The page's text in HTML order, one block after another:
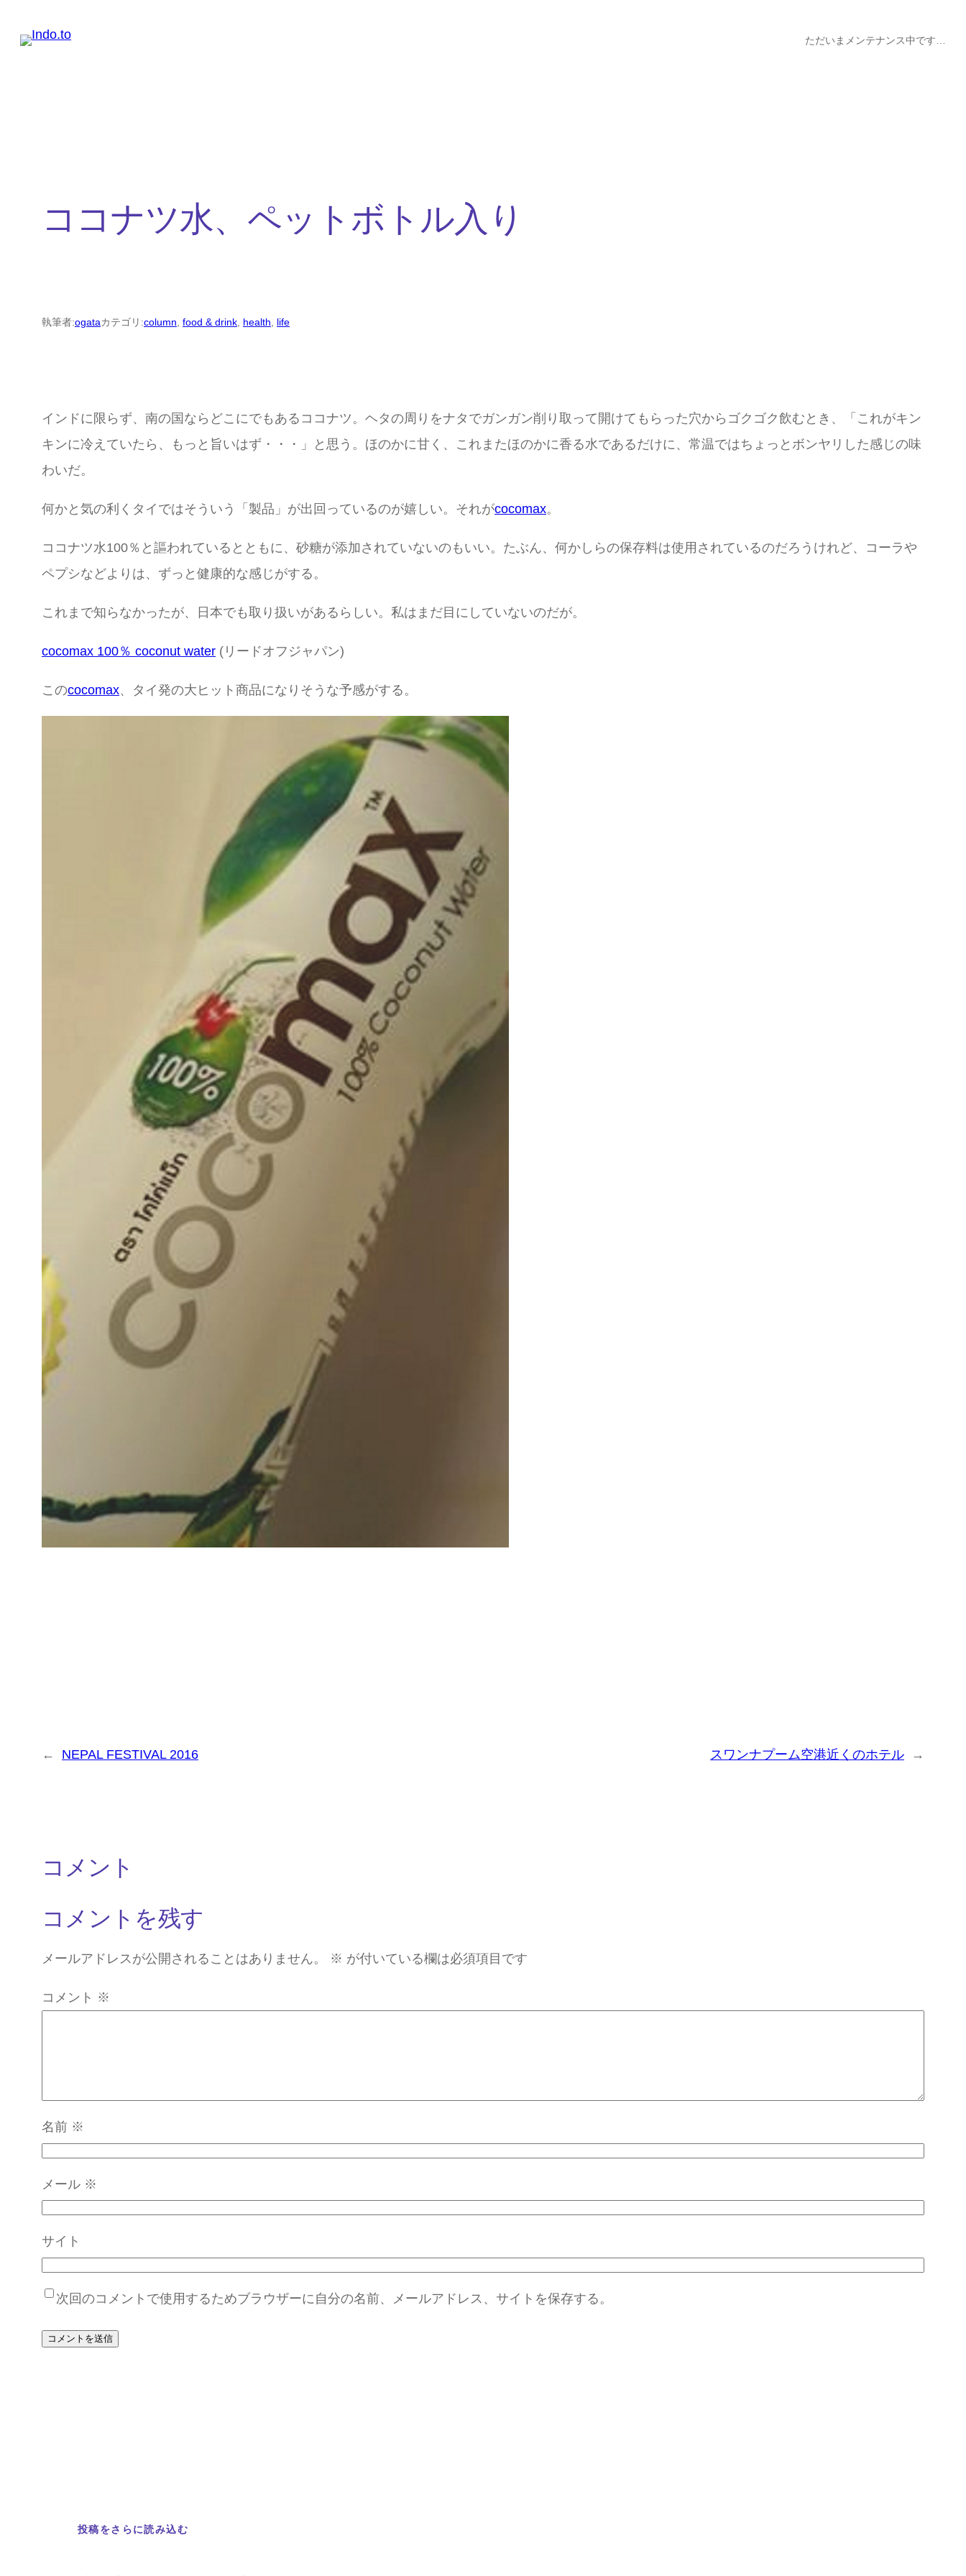
ただいまメンテナンス中です…
ココナツ水、ペットボトル入り
執筆者:ogataカテゴリ:column, food & drink, health, life
インドに限らず、南の国ならどこにでもあるココナツ。ヘタの周りをナタでガンガン削り取って開けてもらった穴からゴクゴク飲むとき、「これがキン
キンに冷えていたら、もっと旨いはず・・・」と思う。ほのかに甘く、これまたほのかに香る水であるだけに、常温ではちょっとボンヤリした感じの味
わいだ。
何かと気の利くタイではそういう「製品」が出回っているのが嬉しい。それがcocomax。
ココナツ水100％と謳われているとともに、砂糖が添加されていないのもいい。たぶん、何かしらの保存料は使用されているのだろうけれど、コーラや
ペプシなどよりは、ずっと健康的な感じがする。
これまで知らなかったが、日本でも取り扱いがあるらしい。私はまだ目にしていないのだが。
cocomax 100％ coconut water (リードオフジャパン)
このcocomax、タイ発の大ヒット商品になりそうな予感がする。
← NEPAL FESTIVAL 2016 スワンナプーム空港近くのホテル →
コメント
コメントを残す
メールアドレスが公開されることはありません。 ※ が付いている欄は必須項目です
コメント ※
名前 ※
メール ※
サイト
次回のコメントで使用するためブラウザーに自分の名前、メールアドレス、サイトを保存する。
投稿をさらに読み込む